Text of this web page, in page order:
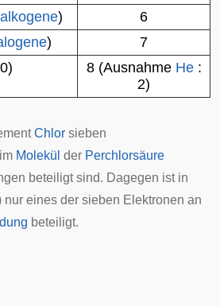
)
6
)
7
8 (Ausnahme He:
2)
Chlor sieben
Molekül der Perchlorsäure
beteiligt sind. Dagegen ist in
eines der sieben Elektronen an
beteiligt.